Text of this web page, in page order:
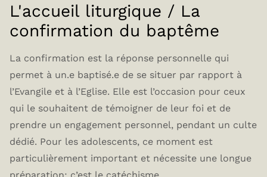
L'accueil liturgique / La
confirmation du baptême
La confirmation est la réponse personnelle qui
permet à un.e baptisé.e de se situer par rapport à
l’Evangile et à l’Eglise. Elle est l’occasion pour ceux
qui le souhaitent de témoigner de leur foi et de
prendre un engagement personnel, pendant un culte
dédié. Pour les adolescents, ce moment est
particulièrement important et nécessite une longue
préparation: c’est le catéchisme.